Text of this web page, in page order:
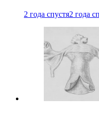
2 года спустя2 года